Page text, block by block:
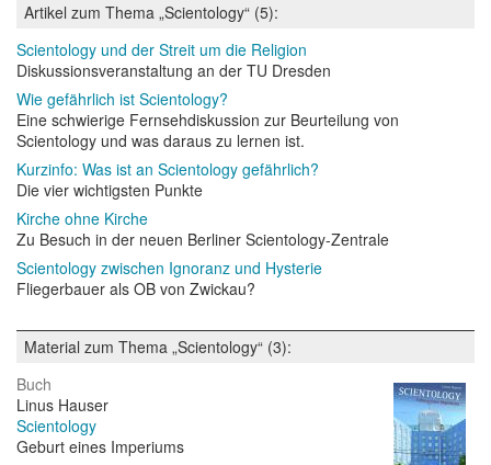
Artikel zum Thema „Scientology“ (5):
Scientology und der Streit um die Religion
Diskussionsveranstaltung an der TU Dresden
Wie gefährlich ist Scientology?
Eine schwierige Fernsehdiskussion zur Beurteilung von
Scientology und was daraus zu lernen ist.
Kurzinfo: Was ist an Scientology gefährlich?
Die vier wichtigsten Punkte
Kirche ohne Kirche
Zu Besuch in der neuen Berliner Scientology-Zentrale
Scientology zwischen Ignoranz und Hysterie
Fliegerbauer als OB von Zwickau?
Material zum Thema „Scientology“ (3):
Buch
Linus Hauser
Scientology
Geburt eines Imperiums